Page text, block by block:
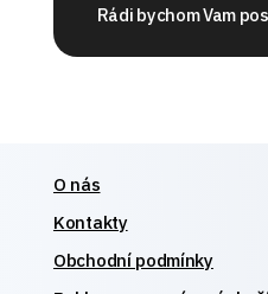
Rádi bychom Vam
O nás
Kontakty
Obchodní podmínky